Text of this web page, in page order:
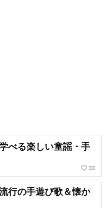
べる楽しい童謡・手
favorite_border 33
行の手遊び歌＆懐か